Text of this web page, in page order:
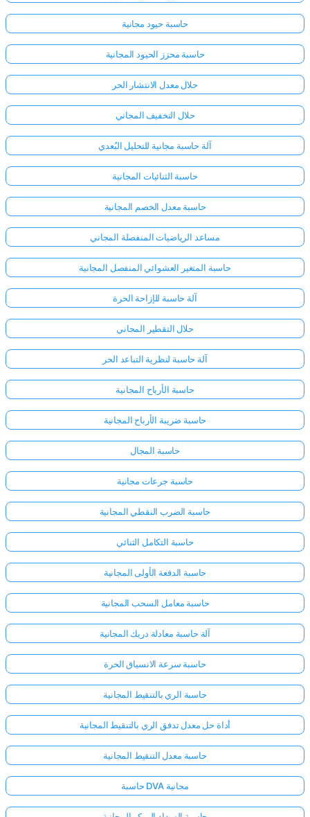
الدخول
هنا!
حاسبة حيود مجانية
حاسبة محزز الحيود المجانية
حلال معدل الانتشار الحر
حلال التخفيف المجاني
آلة حاسبة مجانية للتحليل البُعدي
حاسبة الثنائيات المجانية
حاسبة معدل الخصم المجانية
مساعد الرياضيات المنفصلة المجاني
حاسبة المتغير العشوائي المنفصل المجانية
آلة حاسبة للإزاحة الحرة
حلال التقطير المجاني
آلة حاسبة لنظرية التباعد الحر
حاسبة الأرباح المجانية
حاسبة ضريبة الأرباح المجانية
حاسبة المجال
حاسبة جرعات مجانية
حاسبة الضرب النقطي المجانية
حاسبة التكامل الثنائي
حاسبة الدفعة الأولى المجانية
حاسبة معامل السحب المجانية
آلة حاسبة معادلة دريك المجانية
حاسبة سرعة الانسياق الحرة
حاسبة الري بالتنقيط المجانية
أداة حل معدل تدفق الري بالتنقيط المجانية
حاسبة معدل التنقيط المجانية
حاسبة DVA مجانية